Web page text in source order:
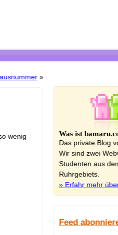
»
wenig
Was ist
Das private Blog
Wir sind zwei
Studenten aus
Ruhrgebiets.
» Erfahr mehr
Feed